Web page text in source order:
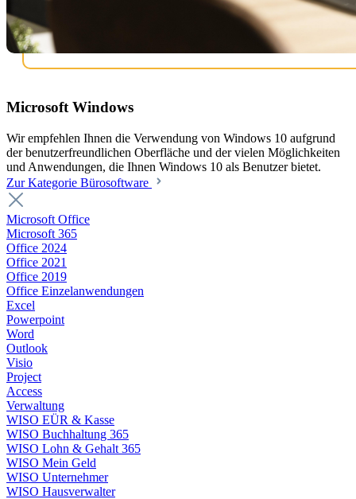
Microsoft Windows
Wir empfehlen Ihnen die Verwendung von Windows 10 aufgrund
der benutzerfreundlichen Oberfläche und der vielen Möglichkeiten
und Anwendungen, die Ihnen Windows 10 als Benutzer bietet.
Zur Kategorie Bürosoftware
Microsoft Office
Microsoft 365
Office 2024
Office 2021
Office 2019
Office Einzelanwendungen
Excel
Powerpoint
Word
Outlook
Visio
Project
Access
Verwaltung
WISO EÜR & Kasse
WISO Buchhaltung 365
WISO Lohn & Gehalt 365
WISO Mein Geld
WISO Unternehmer
WISO Hausverwalter